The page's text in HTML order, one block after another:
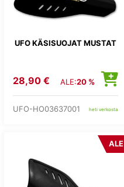
UFO KÄSISUOJAT MUSTAT
28,90 € ALE:20 %
UFO-HO03637001 heti verkosta
ALE